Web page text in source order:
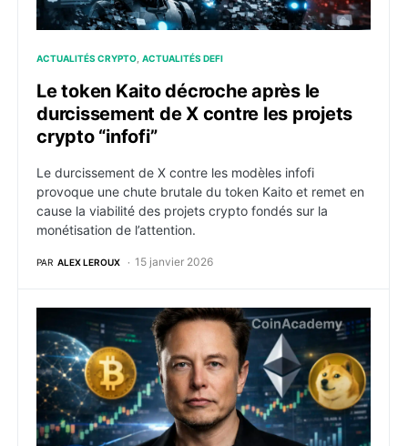
ACTUALITÉS CRYPTO ACTUALITÉS DEFI
Le token Kaito décroche après le
durcissement de X contre les projets
crypto “infofi”
Le durcissement de X contre les modèles infofi
provoque une chute brutale du token Kaito et remet en
cause la viabilité des projets crypto fondés sur la
monétisation de l’attention.
PAR ALEX LEROUX 15 janvier 2026
Le trading crypto s’intensifie sur les réseaux sociaux